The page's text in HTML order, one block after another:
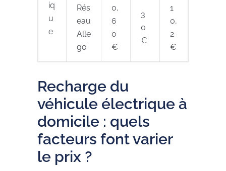
iq
u
e
Rés
eau
Alle
go
0,
6
0
€
3
0
€
1
0,
2
€
Recharge du
véhicule électrique à
domicile : quels
facteurs font varier
le prix ?